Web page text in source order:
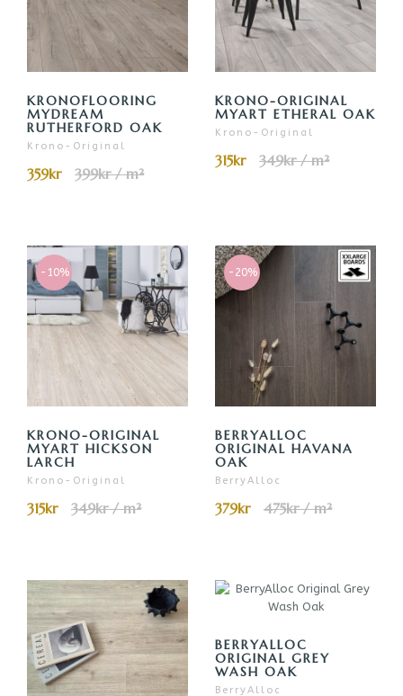
KRONOFLOORING
MYDREAM
RUTHERFORD OAK
Krono-Original
359kr 399kr / m²
KRONO-ORIGINAL
MYART ETHERAL OAK
Krono-Original
315kr 349kr / m²
-10%
KRONO-ORIGINAL
MYART HICKSON
LARCH
Krono-Original
315kr 349kr / m²
-20%
BERRYALLOC
ORIGINAL HAVANA
OAK
BerryAlloc
379kr 475kr / m²
BERRYALLOC
ORIGINAL GREY
WASH OAK
BerryAlloc